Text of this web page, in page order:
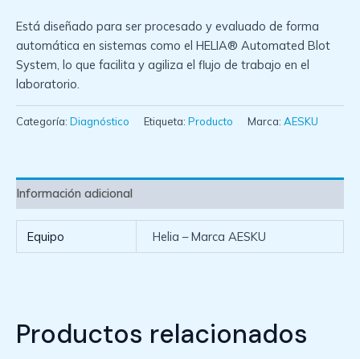
Está diseñado para ser procesado y evaluado de forma
automática en sistemas como el HELIA® Automated Blot
System, lo que facilita y agiliza el flujo de trabajo en el
laboratorio.
Categoría: Diagnóstico Etiqueta: Producto Marca: AESKU
Información adicional
Equipo Helia – Marca AESKU
Productos relacionados